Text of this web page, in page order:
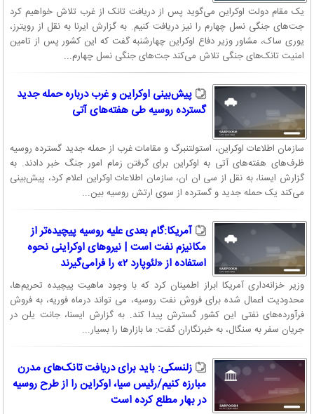
یک مقام دولت اوکراین می‌گوید پس از دریافت تانک‌ از غرب تلاش خواهیم کرد
جت‌های جنگی نسل چهارم را نیز دریافت کنیم. به گزارش ایرنا به نقل از رویترز،
یوری ساک، مشاور وزیر دفاع اوکراین چهارشنبه گفت که این کشور پس از تامین
امنیت تانک‌های جنگی تلاش می‌کند جت‌های جنگی نسل چهارم...
پیش‌بینی اوکراین و غرب درباره حمله جدید
گسترده روسیه طی هفته‌های آتی
سازمان اطلاعات اوکراین، استولتنبرگ و مقامات غرب از حمله جدید گسترده روسیه
ظرف‌های هفته‌های آتی به اوکراین برای گرفتن زمام امور جنگ خبر دادند. به
گزارش ایسنا، به نقل از سی ان ان، سازمان اطلاعات اوکراین اعلام کرد، پیش‌بینی
می‌کند یک حمله جدید و گسترده از سوی ارتش روسیه بین...
آمریکا:گام بعدی علیه روسیه پیچیده‌تر از
مکانیزم نفت است | نیروهای اوکراینی نحوه
استفاده از «لئوپارد ۲» را فرا‌می‌گیرند
وزیر خزانه‌داری آمریکا ابراز اطمینان کرد که با وجود ماهیت پیچیده تحریم‌ها،
محدودیت اعمال شده برای فروش نفت روسیه، می تواند درماه فوریه، به فروش
فرآورده‌های نفتی این کشور گسترش پیدا کند. به گزارش ایسنا، جانت یلن در
جریان سفر به سنگال، به خبرنگاران گفت: ما بازارها را بسیار...
زلنسکی: باید برای دریافت تانک‌های مدرن
مبارزه کنیم/رئیس سیا، اوکراین را از طرح روسیه
در بهار مطلع کرده است